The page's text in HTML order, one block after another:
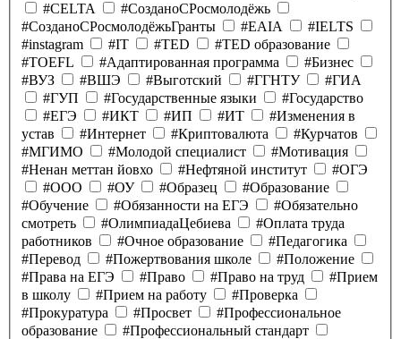
#CELTA
#CозданоCРосмолодёжь
#CозданоCРосмолодёжьГранты
#EAIA
#IELTS
#instagram
#IT #TED
#TED образование
#TOEFL
#Адаптированная программа
#Бизнес
#ВУЗ
#ВШЭ #Выготский #ГГНТУ
#ГИА
#ГУП
#Государственные языки
#Государство
#ЕГЭ
#ИКТ #ИП #ИТ
#Изменения в
устав
#Интернет #Криптовалюта
#Курчатов
#МГИМО
#Молодой специалист
#Мотивация
#Ненан меттан йовхо
#Нефтяной институт
#ОГЭ
#ООО
#ОУ #Образец
#Образование
#Обучение
#Обязанности на ЕГЭ
#Обязательно
смотреть
#ОлимпиадаЦебиева
#Оплата труда
работников
#Очное образование
#Педагогика
#Перевод
#Пожертвования школе
#Положение
#Права на ЕГЭ
#Право #Право на труд
#Прием
в школу
#Прием на работу
#Проверка
#Прокуратура
#Просвет
#Профессиональное
образование
#Профессиональный стандарт